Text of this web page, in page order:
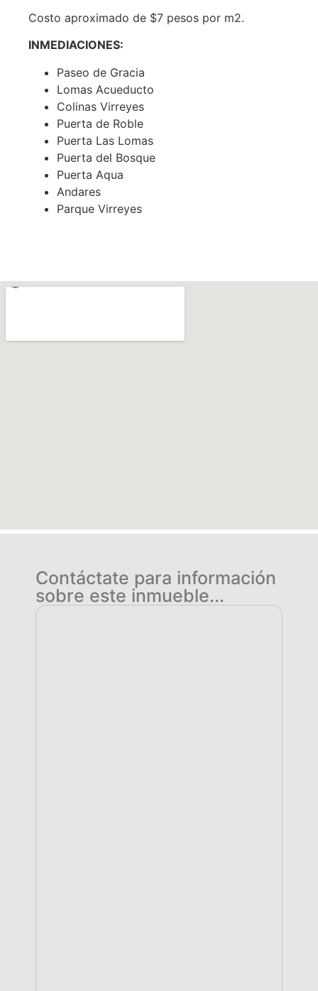
Costo aproximado de $7 pesos por m2.
INMEDIACIONES:
Paseo de Gracia
Lomas Acueducto
Colinas Virreyes
Puerta de Roble
Puerta Las Lomas
Puerta del Bosque
Puerta Aqua
Andares
Parque Virreyes
Contáctate para información
sobre este inmueble...